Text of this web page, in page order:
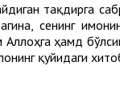
тақдирга
сенинг
ҳамд
қуйидаги